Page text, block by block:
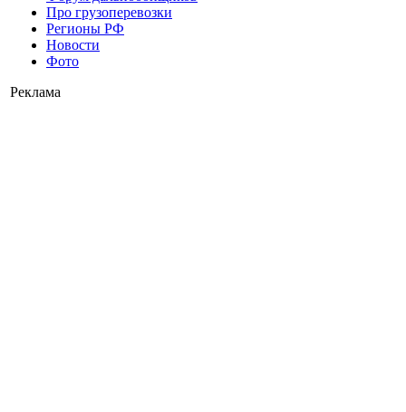
Про грузоперевозки
Регионы РФ
Новости
Фото
Реклама